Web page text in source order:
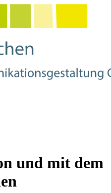
und mit dem